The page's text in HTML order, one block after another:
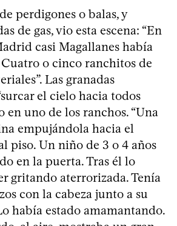
perdigones o balas, y
de gas, vio esta escena: “En
casi Magallanes había
Cuatro o cinco ranchitos de
Las granadas
el cielo hacia todos
en uno de los ranchos. “Una
empujándola hacia el
piso. Un niño de 3 o 4 años
en la puerta. Tras él lo
gritando aterrorizada. Tenía
con la cabeza junto a su
había estado amamantando.